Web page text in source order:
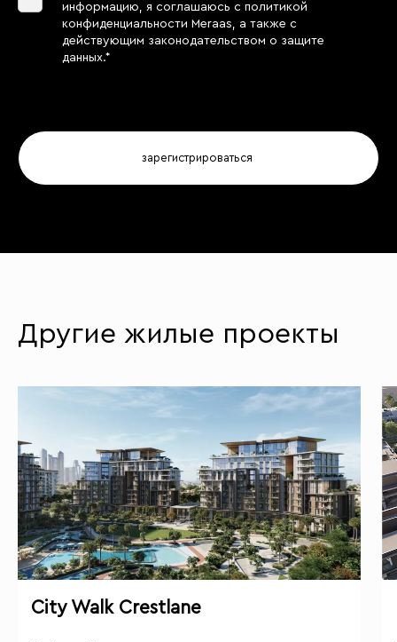
информацию, я соглашаюсь с политикой
конфиденциальности Meraas, а также с
действующим законодательством о защите
данных.*
Другие жилые проекты
City Walk Crestlane